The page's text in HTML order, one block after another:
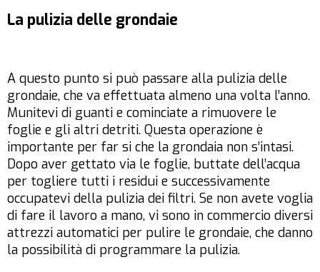
La pulizia delle grondaie
A questo punto si può passare alla pulizia delle
grondaie, che va effettuata almeno una volta l’anno.
Munitevi di guanti e cominciate a rimuovere le
foglie e gli altri detriti. Questa operazione è
importante per far si che la grondaia non s’intasi.
Dopo aver gettato via le foglie, buttate dell’acqua
per togliere tutti i residui e successivamente
occupatevi della pulizia dei filtri. Se non avete voglia
di fare il lavoro a mano, vi sono in commercio diversi
attrezzi automatici per pulire le grondaie, che danno
la possibilità di programmare la pulizia.